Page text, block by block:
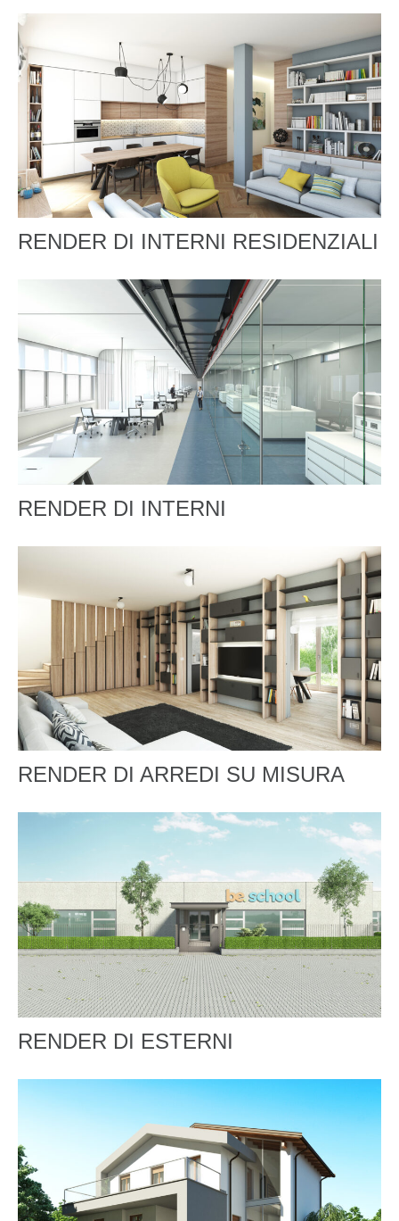
RENDER DI INTERNI RESIDENZIALI
RENDER DI INTERNI
RENDER DI ARREDI SU MISURA
RENDER DI ESTERNI